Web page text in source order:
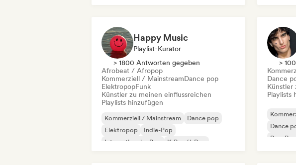
Happy Music
Playlist-Kurator
> 1800 Antworten gegeben
Afrobeat / Afropop
Kommerziell / MainstreamDance pop
ElektropopFunk
Künstler zu meinen einflussreichen
Playlists hinzufügen
Kommerziell / Mainstream
Dance pop
Elektropop
Indie-Pop
Internationaler Pop
K-Pop/J-Pop
>
Dance
Künstler
Playlists
Dance
Pop-